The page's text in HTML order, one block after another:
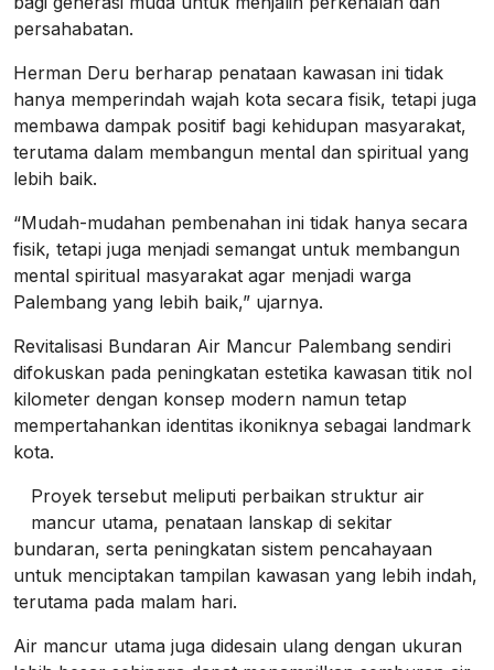
persahabatan.
Herman Deru berharap penataan kawasan ini tidak
hanya memperindah wajah kota secara fisik, tetapi juga
membawa dampak positif bagi kehidupan masyarakat,
terutama dalam membangun mental dan spiritual yang
lebih baik.
“Mudah-mudahan pembenahan ini tidak hanya secara
fisik, tetapi juga menjadi semangat untuk membangun
mental spiritual masyarakat agar menjadi warga
Palembang yang lebih baik,” ujarnya.
Revitalisasi Bundaran Air Mancur Palembang sendiri
difokuskan pada peningkatan estetika kawasan titik nol
kilometer dengan konsep modern namun tetap
mempertahankan identitas ikoniknya sebagai landmark
kota.
Proyek tersebut meliputi perbaikan struktur air
mancur utama, penataan lanskap di sekitar
bundaran, serta peningkatan sistem pencahayaan
untuk menciptakan tampilan kawasan yang lebih indah,
terutama pada malam hari.
Air mancur utama juga didesain ulang dengan ukuran